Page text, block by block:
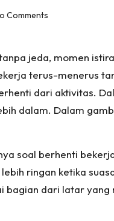
Comments
jeda, momen
terus-menerus
dari aktivitas.
dalam. Dalam
soal berhenti
ringan ketika
bagian dari latar